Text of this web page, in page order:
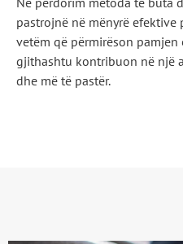
pastrojnë në mënyrë
vetëm që përmirëson
gjithashtu kontribuon në një
dhe më të pastër.